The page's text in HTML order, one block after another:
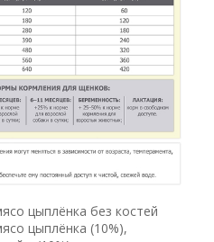
цыплёнка без костей
цыплёнка (10%),